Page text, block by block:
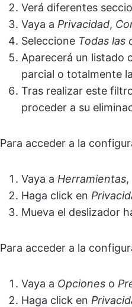
Verá diferentes
Vaya a Privacidad,
Seleccione Todas las
Aparecerá un listado
parcial o totalmente
Tras realizar este
proceder a su
Para acceder a la
Vaya a Herramientas,
Haga click en
Mueva el deslizador
Para acceder a la
Vaya a Opciones o
Haga click en